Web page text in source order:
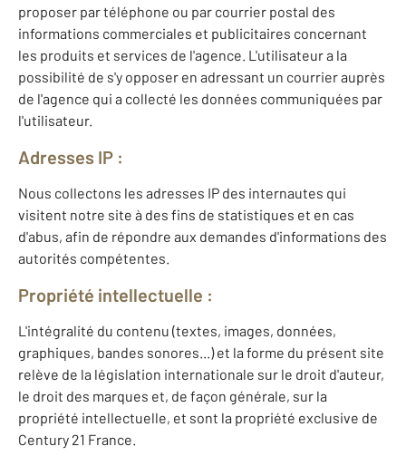
proposer par téléphone ou par courrier postal des
informations commerciales et publicitaires concernant
les produits et services de l'agence. L'utilisateur a la
possibilité de s'y opposer en adressant un courrier auprès
de l'agence qui a collecté les données communiquées par
l'utilisateur.
Adresses IP :
Nous collectons les adresses IP des internautes qui
visitent notre site à des fins de statistiques et en cas
d'abus, afin de répondre aux demandes d'informations des
autorités compétentes.
Propriété intellectuelle :
L'intégralité du contenu (textes, images, données,
graphiques, bandes sonores...) et la forme du présent site
relève de la législation internationale sur le droit d'auteur,
le droit des marques et, de façon générale, sur la
propriété intellectuelle, et sont la propriété exclusive de
Century 21 France.